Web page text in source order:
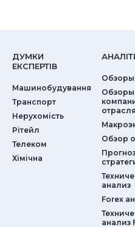
ДУМКИ
ЕКСПЕРТIВ
Машинобудування
Транспорт
Нерухомість
Рітейл
Телеком
Хімічна
Обзоры
Обзоры
Обзор
анализ
Forex
анализ